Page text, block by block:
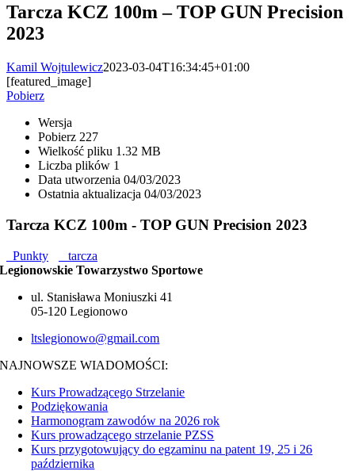
Tarcza KCZ 100m – TOP GUN Precision
2023
Kamil Wojtulewicz2023-03-04T16:34:45+01:00
[featured_image]
Pobierz
Wersja
Pobierz 227
Wielkość pliku 1.32 MB
Liczba plików 1
Data utworzenia 04/03/2023
Ostatnia aktualizacja 04/03/2023
Tarcza KCZ 100m - TOP GUN Precision 2023
Punkty
tarcza
Legionowskie Towarzystwo Sportowe
ul. Stanisława Moniuszki 41
05-120 Legionowo
ltslegionowo@gmail.com
NAJNOWSZE WIADOMOŚCI:
Kurs Prowadzącego Strzelanie
Podziękowania
Harmonogram zawodów na 2026 rok
Kurs prowadzącego strzelanie PZSS
Kurs przygotowujący do egzaminu na patent 19, 25 i 26
października